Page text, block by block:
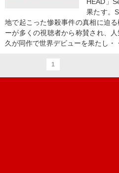
果たす。
地で起こった惨殺事件の真相に迫
ーが多くの視聴者から称賛され、
久が同作で世界デビューを果たし・
1